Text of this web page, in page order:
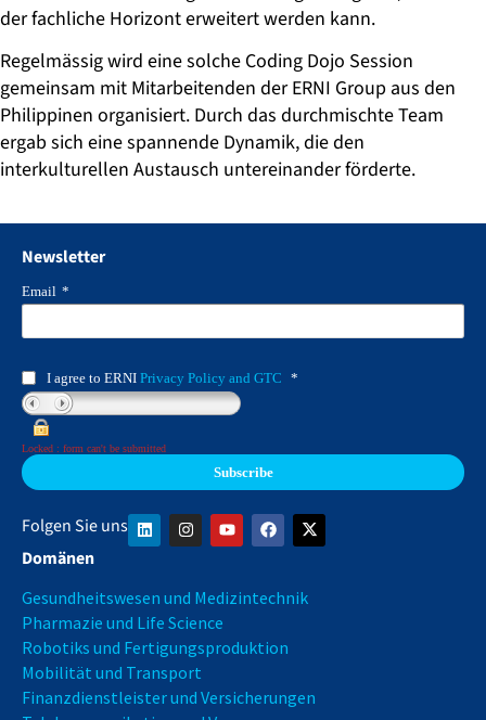
der fachliche Horizont erweitert werden kann.
Regelmässig wird eine solche Coding Dojo Session
gemeinsam mit Mitarbeitenden der ERNI Group aus den
Philippinen organisiert. Durch das durchmischte Team
ergab sich eine spannende Dynamik, die den
interkulturellen Austausch untereinander förderte.
Newsletter
Email *
I agree to ERNI Privacy Policy and GTC *
Locked : form can't be submitted
Folgen Sie uns
Domänen
Gesundheitswesen und Medizintechnik
Pharmazie und Life Science
Robotiks und Fertigungsproduktion
Mobilität und Transport
Finanzdienstleister und Versicherungen